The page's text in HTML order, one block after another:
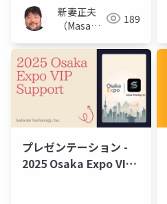
新妻正夫
（Masao
189
プレゼンテーション -
2025 Osaka Expo VIP